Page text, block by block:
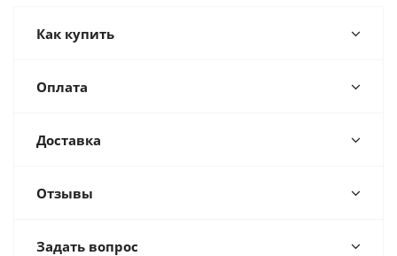
Как купить
Оплата
Доставка
Отзывы
Задать вопрос